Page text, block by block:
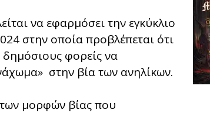
να εφαρμόσει την εγκύκλιο
στην οποία προβλέπεται ότι
δημόσιους φορείς να
στην βία των ανηλίκων.
μορφών βίας που